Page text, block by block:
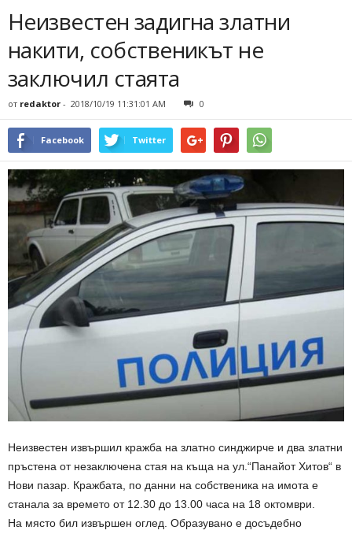
Неизвестен задигна златни
накити, собственикът не
заключил стаята
от redaktor - 2018/10/19 11:31:01 AM 0
Facebook Twitter
Неизвестен извършил кражба на златно синджирче и два златни
пръстена от незаключена стая на къща на ул.“Панайот Хитов“ в
Нови пазар. Кражбата, по данни на собственика на имота е
станала за времето от 12.30 до 13.00 часа на 18 октомври.
На място бил извършен оглед. Образувано е досъдебно